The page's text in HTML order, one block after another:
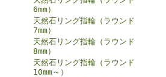
6mm）
天然石リング指輪（ラウンド
7mm）
天然石リング指輪（ラウンド
8mm）
天然石リング指輪（ラウンド
10mm～）